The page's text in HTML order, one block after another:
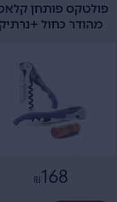
פולטקס קופסת עץ
לפותחן
₪ 90